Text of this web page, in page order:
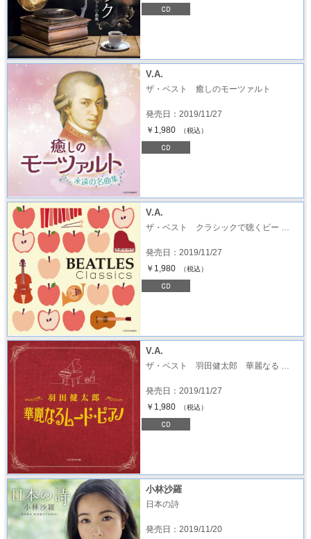
V.A.
ザ・ベスト 癒しのモーツァルト
発売日：2019/11/27
￥1,980
（税込）
V.A.
ザ・ベスト クラシックで聴くビー …
発売日：2019/11/27
￥1,980
（税込）
V.A.
ザ・ベスト 羽田健太郎 華麗なる …
発売日：2019/11/27
￥1,980
（税込）
小林沙羅
日本の詩
発売日：2019/11/20